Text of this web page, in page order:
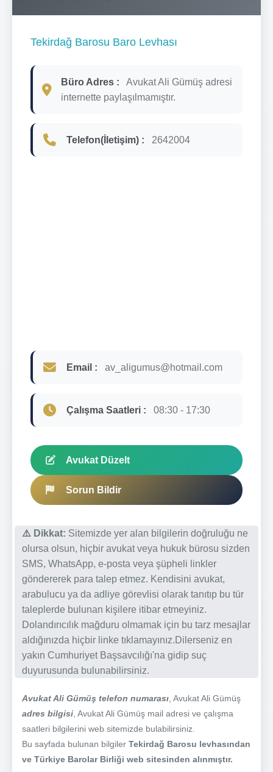
Tekirdağ Barosu Baro Levhası
Büro Adres :
Avukat Ali Gümüş adresi
internette paylaşılmamıştır.
Telefon(İletişim) : 2642004
Email : av_aligumus@hotmail.com
Çalışma Saatleri : 08:30 - 17:30
Avukat Düzelt
Sorun Bildir
⚠️ Dikkat: Sitemizde yer alan bilgilerin doğruluğu ne
olursa olsun, hiçbir avukat veya hukuk bürosu sizden
SMS, WhatsApp, e-posta veya şüpheli linkler
göndererek para talep etmez. Kendisini avukat,
arabulucu ya da adliye görevlisi olarak tanıtıp bu tür
taleplerde bulunan kişilere itibar etmeyiniz.
Dolandırıcılık mağduru olmamak için bu tarz mesajlar
aldığınızda hiçbir linke tıklamayınız.Dilerseniz en
yakın Cumhuriyet Başsavcılığı'na gidip suç
duyurusunda bulunabilirsiniz.
Avukat Ali Gümüş telefon numarası , Avukat Ali Gümüş
adres bilgisi , Avukat Ali Gümüş mail adresi ve çalışma
saatleri bilgilerini web sitemizde bulabilirsiniz.
Bu sayfada bulunan bilgiler Tekirdağ Barosu levhasından
ve Türkiye Barolar Birliği web sitesinden alınmıştır.